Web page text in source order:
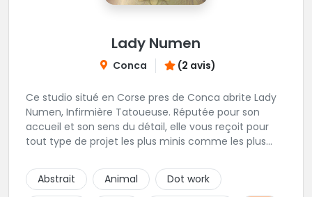
Lady Numen
Conca (2 avis)
Ce studio situé en Corse pres de Conca abrite Lady
Numen, Infirmière Tatoueuse. Réputée pour son
accueil et son sens du détail, elle vous reçoit pour
tout type de projet les plus minis comme les plus
Abstrait
Animal
Dot work